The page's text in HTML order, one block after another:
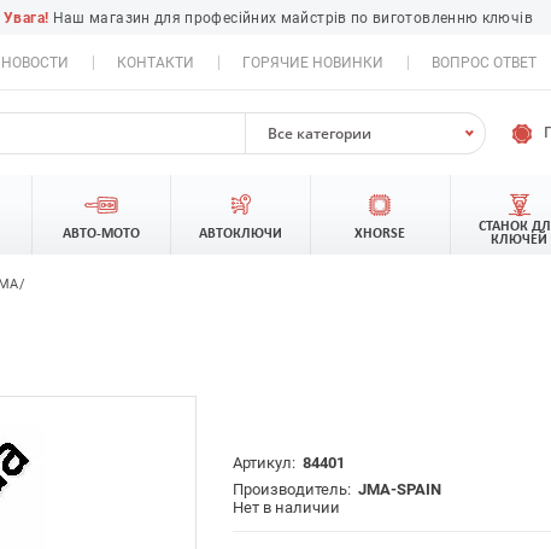
Увага! Наш магазин для професійних майстрів по виготовленню ключів
НОВОСТИ КОНТАКТИ ГОРЯЧИЕ НОВИНКИ ВОПРОС ОТВЕТ
Все категории
АВТО-МОТО АВТОКЛЮЧИ XHORSE
СТАНОК
КЛЮЧЕЙ
Артикул: 84401
Производитель: JMA-SPAIN
Нет в наличии